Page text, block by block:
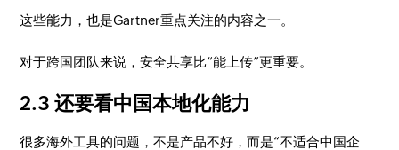
这些能力，也是Gartner重点关注的内容之一。
对于跨国团队来说，安全共享比“能上传”更重要。
2.3 还要看中国本地化能力
很多海外工具的问题，不是产品不好，而是“不适合中国企